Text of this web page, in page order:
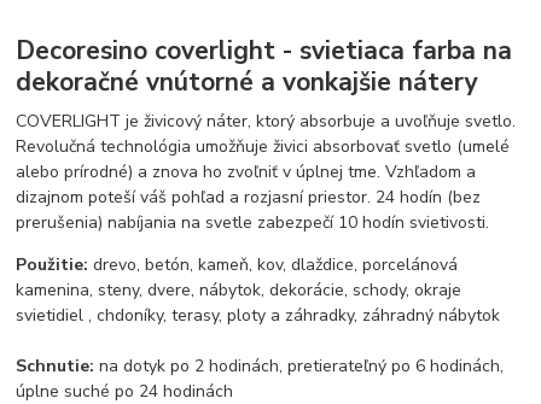
Decoresino coverlight - svietiaca farba na
dekoračné vnútorné a vonkajšie nátery
COVERLIGHT je živicový náter, ktorý absorbuje a uvoľňuje svetlo.
Revolučná technológia umožňuje živici absorbovať svetlo (umelé
alebo prírodné) a znova ho zvoľniť v úplnej tme. Vzhľadom a
dizajnom poteší váš pohľad a rozjasní priestor. 24 hodín (bez
prerušenia) nabíjania na svetle zabezpečí 10 hodín svietivosti.
Použitie:drevo, betón, kameň, kov, dlaždice, porcelánová
kamenina, steny, dvere, nábytok, dekorácie, schody, okraje
svietidiel , chdoníky, terasy, ploty a záhradky, záhradný nábytok
Schnutie:na dotyk po 2 hodinách, pretierateľný po 6 hodinách,
úplne suché po 24 hodinách